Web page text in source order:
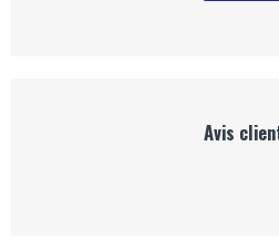
Avis